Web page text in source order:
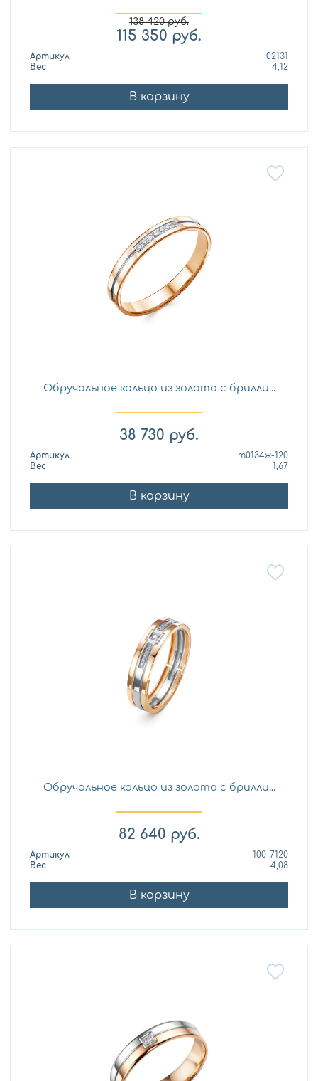
138 420руб.
115 350 руб.
Артикул
02131
Вес
4,12
В корзину
Обручальное кольцо из золота с брилли...
38 730 руб.
Артикул
т0134ж-120
Вес
1,67
В корзину
Обручальное кольцо из золота с брилли...
82 640 руб.
Артикул
100-7120
Вес
4,08
В корзину